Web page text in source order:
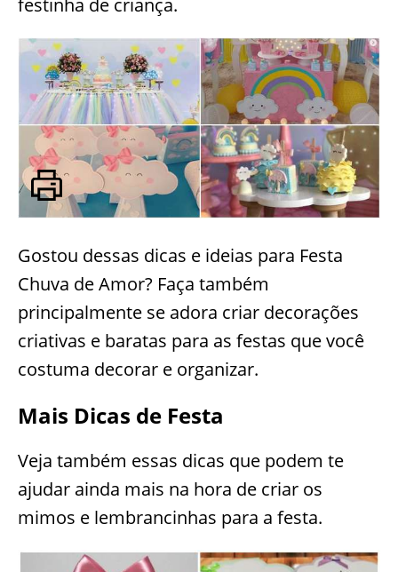
festinha de criança.
Gostou dessas dicas e ideias para Festa
Chuva de Amor? Faça também
principalmente se adora criar decorações
criativas e baratas para as festas que você
costuma decorar e organizar.
Mais Dicas de Festa
Veja também essas dicas que podem te
ajudar ainda mais na hora de criar os
mimos e lembrancinhas para a festa.